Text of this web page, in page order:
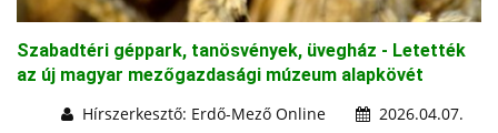
Szabadtéri géppark, tanösvények, üvegház - Letették
az új magyar mezőgazdasági múzeum alapkövét
Hírszerkesztő: Erdő-Mező Online
2026.04.07.